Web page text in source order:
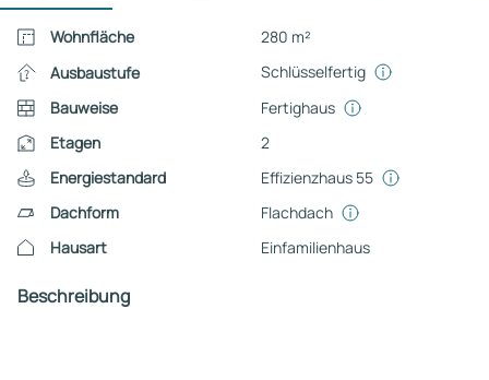
Wohnfläche
280 m²
Ausbaustufe
Schlüsselfertig
Bauweise
Fertighaus
Etagen
2
Energiestandard
Effizienzhaus 55
Dachform
Flachdach
Hausart
Einfamilienhaus
Beschreibung